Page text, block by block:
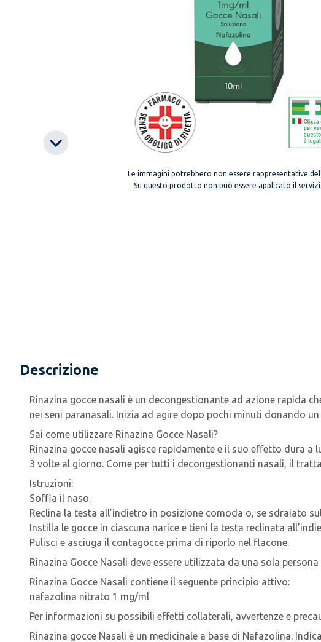
Le immagini potrebbero non essere rappresentative
Su questo prodotto non può essere applicato il
Descrizione
Rinazina gocce nasali è un decongestionante ad azione rapida
nei seni paranasali. Inizia ad agire dopo pochi minuti donando
Sai come utilizzare Rinazina Gocce Nasali?
Rinazina gocce nasali agisce rapidamente e il suo effetto dura
3 volte al giorno. Come per tutti i decongestionanti nasali, il
Istruzioni:
Soffia il naso.
Reclina la testa all’indietro in posizione comoda o, se sdraiato
Instilla le gocce in ciascuna narice e tieni la testa reclinata
Pulisci e asciuga il contagocce prima di riporlo nel flacone.
Rinazina Gocce Nasali deve essere utilizzata da una sola
Rinazina Gocce Nasali contiene il seguente principio attivo:
nafazolina nitrato 1 mg/ml
Per informazioni su possibili effetti collaterali, avvertenze e
Rinazina gocce Nasali è un medicinale a base di Nafazolina.